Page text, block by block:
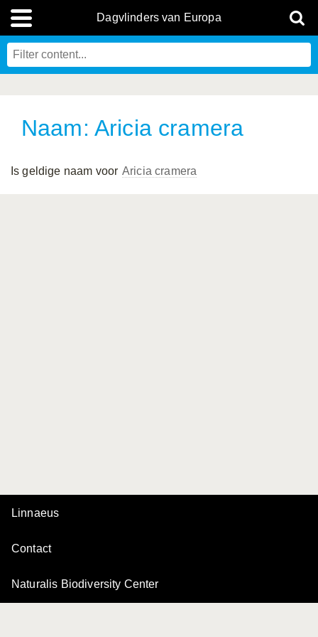
Dagvlinders van Europa
Naam: Aricia cramera
Is geldige naam voor Aricia cramera
Linnaeus
Contact
Naturalis Biodiversity Center